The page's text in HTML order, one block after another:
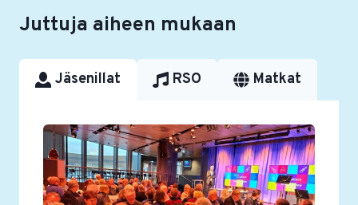
Juttuja aiheen mukaan
Jäsenillat RSO Matkat